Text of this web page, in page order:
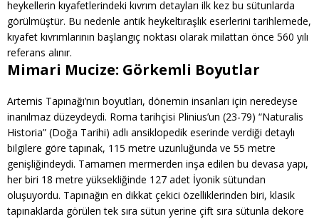
heykellerin kıyafetlerindeki kıvrım detayları ilk kez bu sütunlarda
görülmüştür. Bu nedenle antik heykeltıraşlık eserlerini tarihlemede,
kıyafet kıvrımlarının başlangıç noktası olarak milattan önce 560 yılı
referans alınır.
Mimari Mucize: Görkemli Boyutlar
Artemis Tapınağı’nın boyutları, dönemin insanları için neredeyse
inanılmaz düzeydeydi. Roma tarihçisi Plinius’un (23-79) “Naturalis
Historia” (Doğa Tarihi) adlı ansiklopedik eserinde verdiği detaylı
bilgilere göre tapınak, 115 metre uzunluğunda ve 55 metre
genişliğindeydi. Tamamen mermerden inşa edilen bu devasa yapı,
her biri 18 metre yüksekliğinde 127 adet İyonik sütundan
oluşuyordu. Tapınağın en dikkat çekici özelliklerinden biri, klasik
tapınaklarda görülen tek sıra sütun yerine çift sıra sütunla dekore